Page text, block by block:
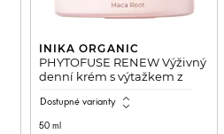
INIKA ORGANIC
PHYTOFUSE RENEW Výživný
denní krém s výtažkem z
Dostupné varianty expand_all
50 ml